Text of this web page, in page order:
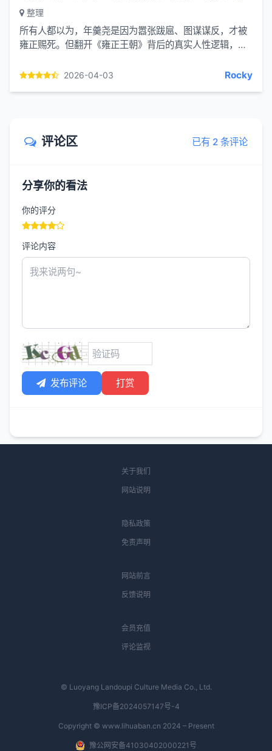
整理
所有人都以为，年羹尧是因为嚣张跋扈、图谋谋反，才被
雍正赐死。但翻开《雍正王朝》背后的真实人性逻辑，你
错觉” 的... 2026-04-03 Rocky
评论区 已有 2 条评论
分享你的看法
你的评分
评论内容
发布评论 打赏
关于我们
网站说明
隐私政策
免责声明
网站前言
反馈说明
会员充值
评论监视
© Luoyang Landoupi Culture Media Co., Ltd.
豫ICP备2024057147号-4
Copyright © www.lihuaban.cn 2024 – Present
豫公网安备41030402000221号